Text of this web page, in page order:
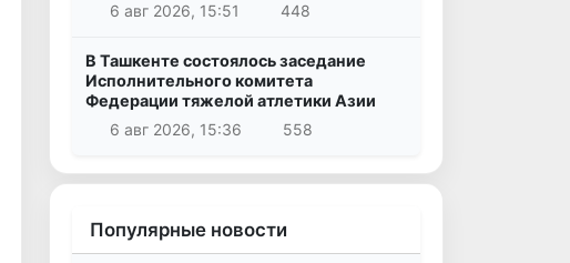
6 авг 2026, 15:51
448
В Ташкенте состоялось заседание
Исполнительного комитета
Федерации тяжелой атлетики Азии
6 авг 2026, 15:36
558
Популярные новости